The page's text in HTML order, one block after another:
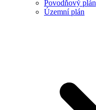
Povodňový plán
Územní plán